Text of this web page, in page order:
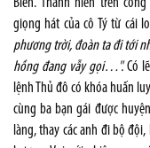
Biên. Thanh niên trên
giọng hát của cô Tý từ cái
phương trời, đoàn ta đi tới
hồng đang vẫy gọi…".Có
lệnh Thủ đô có khóa huấn
cùng ba bạn gái được
làng, thay các anh đi bộ